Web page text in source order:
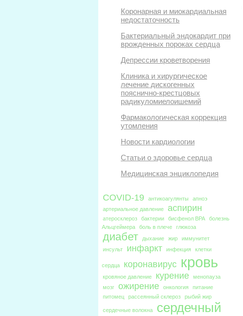
Коронарная и миокардиальная
недостаточность
Бактериальный эндокардит при
врожденных пороках сердца
Депрессии кроветворения
Клиника и хирургическое
лечение дискогенных
пояснично-крестцовых
радикуломиелоишемий
Фармакологическая коррекция
утомления
Новости кардиологии
Статьи о здоровье сердца
Медицинская энциклопедия
COVID-19 антикоагулянты
апноэ
артериальное давление
аспирин
атеросклероз бактерии бисфенол BPA
болезнь
Альцгеймера
боль в плече глюкоза
диабет дыхание жир
иммунитет
инсульт
инфаркт инфекция клетки
сердца коронавирус кровь
кровяное давление курение
менопауза
мозг
ожирение онкология
питание
питомец
рассеянный склероз рыбий жир
сердечные волокна
сердечный